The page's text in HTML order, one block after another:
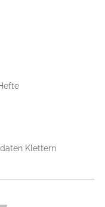
Klettern